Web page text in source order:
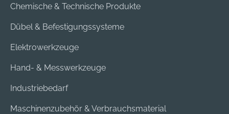
Chemische & Technische Produkte
Dübel & Befestigungssysteme
Elektrowerkzeuge
Hand- & Messwerkzeuge
Industriebedarf
Maschinenzubehör & Verbrauchsmaterial